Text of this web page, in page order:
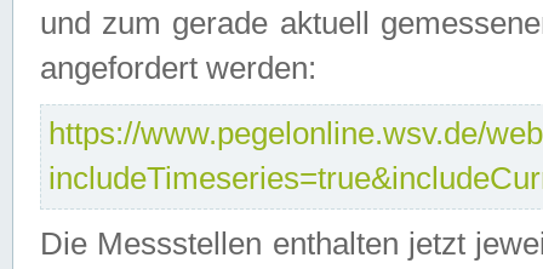
und zum gerade aktuell
angefordert werden:
https://www.pegelonline.wsv.de/
Die Messstellen enthalten jetzt